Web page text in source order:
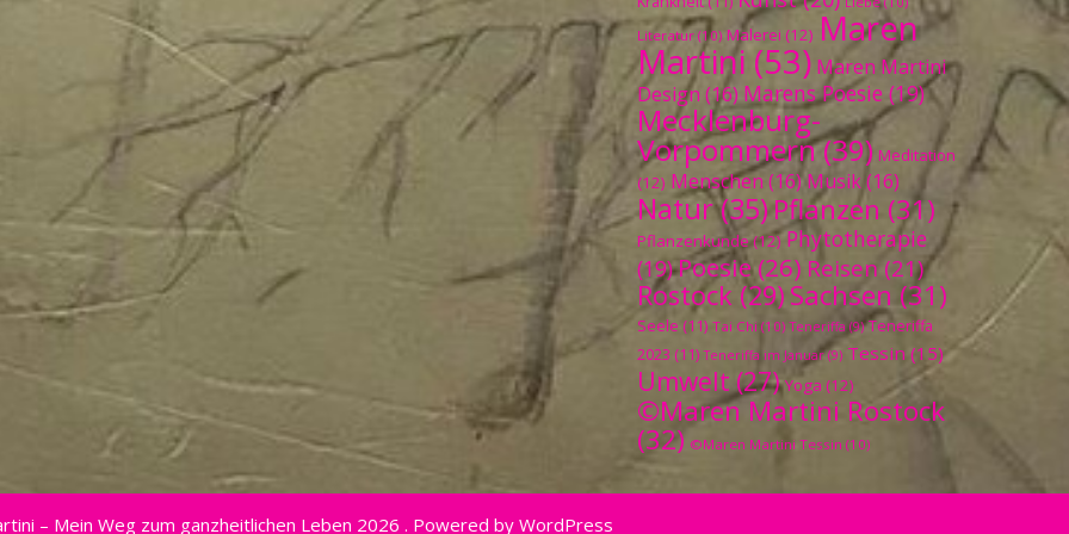
Literatur (10) Malerei (12) Maren
Martini(53) Maren Martini
Design (16) Marens Poesie (19)
Mecklenburg-
Vorpommern(39) Meditation
(12) Menschen (16) Musik(16)
Natur(35)Pflanzen (31)
Pflanzenkunde(12) Phytotherapie
(19)Poesie(26) Reisen(21)
Rostock (29) Sachsen (31)
Seele (11) Tai Chi (10) Teneriffa (9) Teneriffa
2023 (11) Teneriffa im Januar(9) Tessin (15)
Umwelt (27) Yoga (12)
©Maren Martini Rostock
(32) ©Maren Martini Tessin (10)
– Mein Weg zum ganzheitlichen Leben 2026 . Powered by WordPress